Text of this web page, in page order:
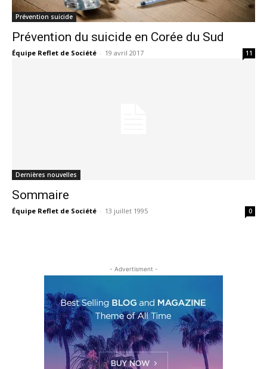
Prévention suicide
Prévention du suicide en Corée du Sud
Équipe Reflet de Société - 19 avril 2017 11
Dernières nouvelles
Sommaire
Équipe Reflet de Société - 13 juillet 1995 0
- Advertisment -